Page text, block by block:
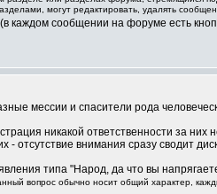
могут редактировать, удалять
каждом сообщении на форуме есть
мессии и спасители рода
никакой ответственности за них
отсутствие внимания сразу сводит
типа "Народ, да что вы
вопрос обычно носит общий характер,